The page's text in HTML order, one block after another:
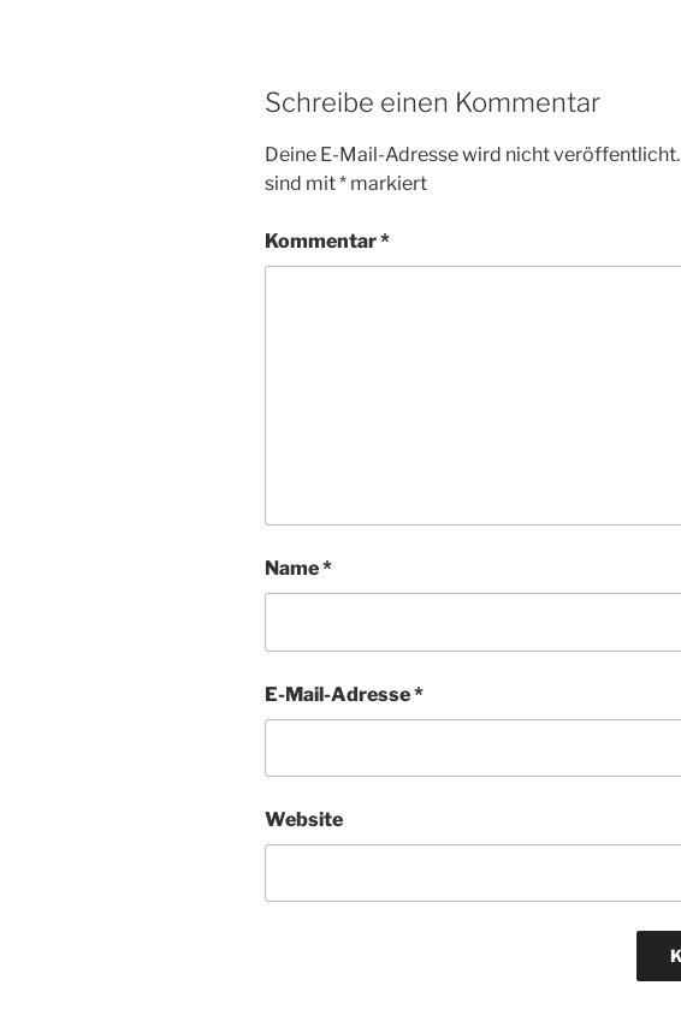
Schreibe einen Kommentar
Deine E-Mail-Adresse wird nicht veröffentlicht.
sind mit* markiert
Kommentar*
Name*
E-Mail-Adresse*
Website